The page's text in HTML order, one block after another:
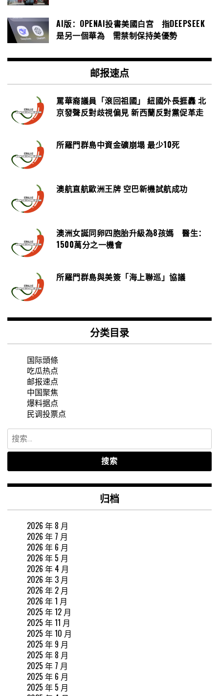
AI版：OPENAI投書美國白宮 指DEEPSEEK
是另一個華為 需禁制保持美優勢
邮报速点
罵華裔議員「滾回祖國」 紐國外長捱轟 北
京發聲反對歧視偏見 新西蘭反對黨促革走
所羅門群島中資金礦崩塌 最少10死
澳航直航歐洲王牌 空巴新機試航成功
澳洲女誕同卵四胞胎升級為8孩媽 醫生：
1500萬分之一機會
所羅門群島與美簽「海上聯巡」協議
分类目录
国际頭條
吃瓜热点
邮报速点
中国聚焦
爆料据点
民调投票点
搜
索：
归档
2026 年 8 月
2026 年 7 月
2026 年 6 月
2026 年 5 月
2026 年 4 月
2026 年 3 月
2026 年 2 月
2026 年 1 月
2025 年 12 月
2025 年 11 月
2025 年 10 月
2025 年 9 月
2025 年 8 月
2025 年 7 月
2025 年 6 月
2025 年 5 月